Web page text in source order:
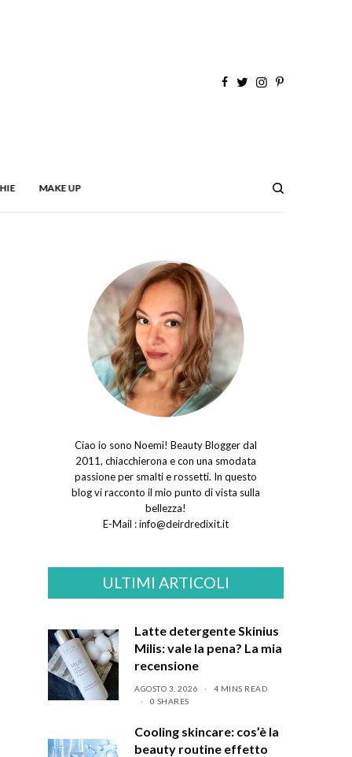
MAKE UP
Ciao io sono Noemi! Beauty Blogger dal
2011, chiacchierona e con una smodata
passione per smalti e rossetti. In questo
blog vi racconto il mio punto di vista sulla
bellezza!
E-Mail :info@deirdredixit.it
ULTIMI ARTICOLI
Latte detergente Skinius
Milis: vale la pena? La mia
recensione
AGOSTO 3, 2026
4 MINS READ
0 SHARES
Cooling skincare: cos’è la
beauty routine effetto